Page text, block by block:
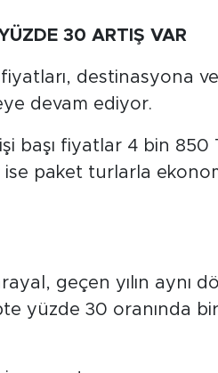
30 ARTIŞ VAR
destinasyona
devam ediyor.
başı fiyatlar 4 bin 850
ise paket turlarla
geçen yılın aynı
yüzde 30 oranında bir